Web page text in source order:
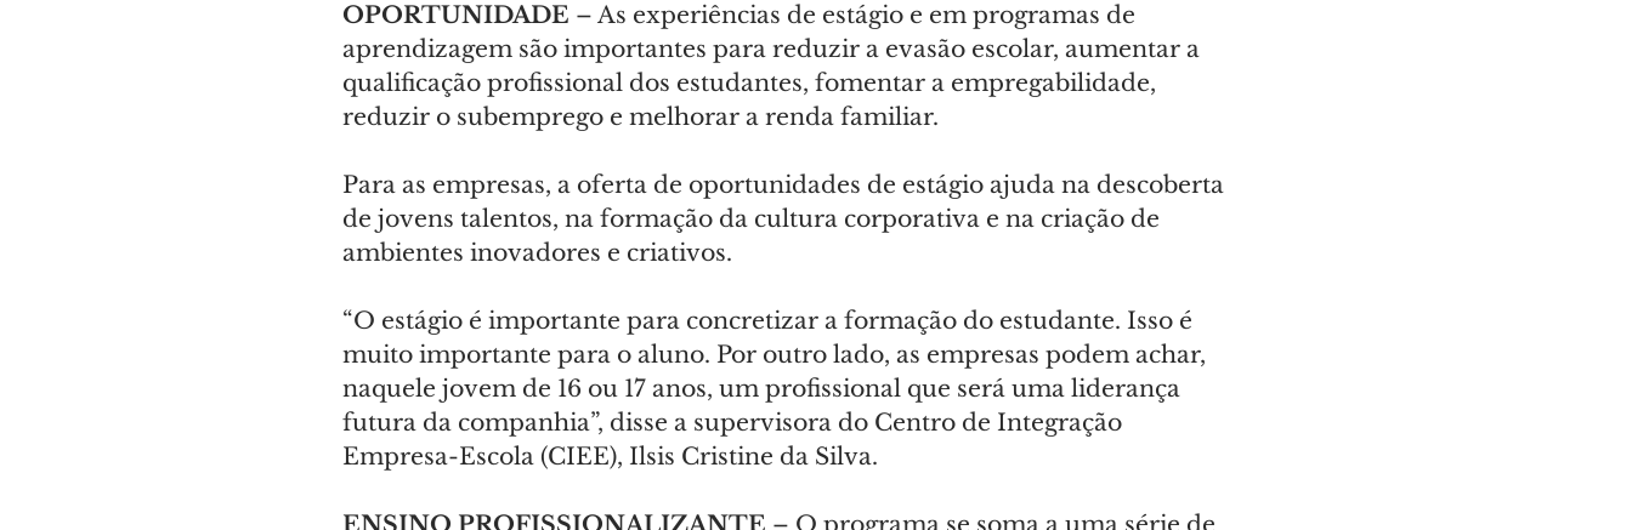
OPORTUNIDADE – As experiências de estágio e em programas de
aprendizagem são importantes para reduzir a evasão escolar, aumentar a
qualificação profissional dos estudantes, fomentar a empregabilidade,
reduzir o subemprego e melhorar a renda familiar.
Para as empresas, a oferta de oportunidades de estágio ajuda na descoberta
de jovens talentos, na formação da cultura corporativa e na criação de
ambientes inovadores e criativos.
“O estágio é importante para concretizar a formação do estudante. Isso é
muito importante para o aluno. Por outro lado, as empresas podem achar,
naquele jovem de 16 ou 17 anos, um profissional que será uma liderança
futura da companhia”, disse a supervisora do Centro de Integração
Empresa-Escola (CIEE), Ilsis Cristine da Silva.